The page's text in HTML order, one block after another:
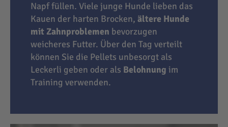
Napf füllen. Viele junge Hunde lieben das
Kauen der harten Brocken, ältere Hunde
mit Zahnproblemen bevorzugen
weicheres Futter. Über den Tag verteilt
können Sie die Pellets unbesorgt als
Leckerli geben oder als Belohnung im
Training verwenden.